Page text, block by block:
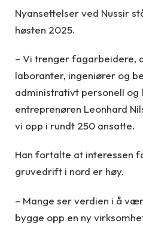
Nyansettelser ved Nussir
høsten 2025.
– Vi trenger fagarbeidere,
laboranter, ingeniører og
administrativt personell og
entreprenøren Leonhard
vi opp i rundt 250 ansatte.
Han fortalte at interessen
gruvedrift i nord er høy.
– Mange ser verdien i å
bygge opp en ny